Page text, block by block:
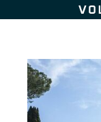
Zum Seiteninhalt